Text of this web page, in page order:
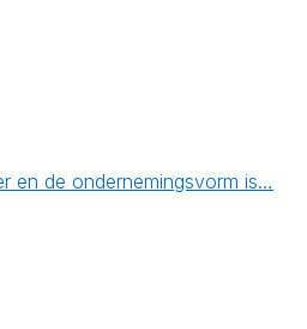
en de ondernemingsvorm is…